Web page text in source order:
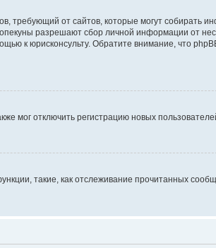
требующий от сайтов, которые могут собирать
разрешают сбор личной информации от
к юрисконсульту. Обратите внимание, что
мог отключить регистрацию новых
такие, как отслеживание прочитанных